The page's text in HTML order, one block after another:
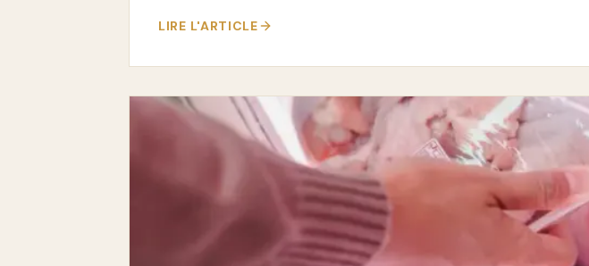
LIRE L'ARTICLE